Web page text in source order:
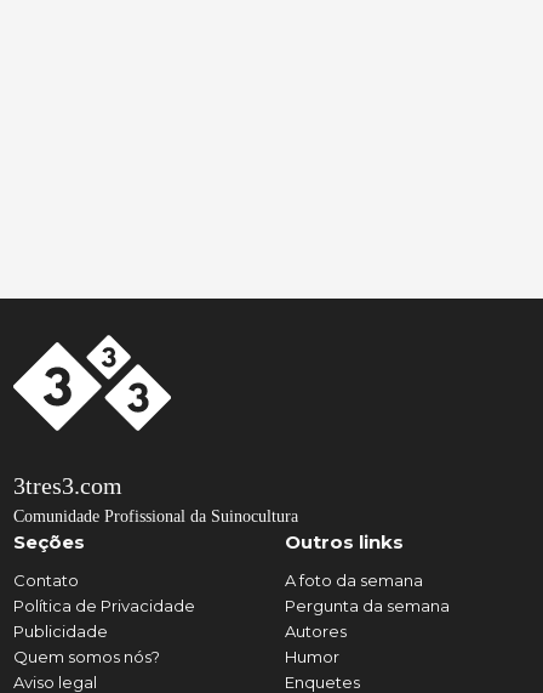
3tres3.com
Comunidade Profissional da Suinocultura
Seções
Contato
Política de Privacidade
Publicidade
Quem somos nós?
Aviso legal
Outros links
A foto da semana
Pergunta da semana
Autores
Humor
Enquetes